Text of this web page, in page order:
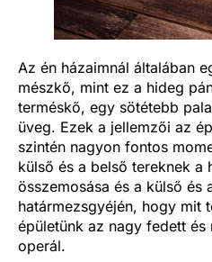
Az én házaimnál általában
mészkő, mint ez a hideg
terméskő, egy sötétebb
üveg. Ezek a jellemzői az
szintén nagyon fontos
külső és a belső tereknek a
összemosása és a külső és
határmezsgyéjén, hogy mit
épületünk az nagy fedett
operál.